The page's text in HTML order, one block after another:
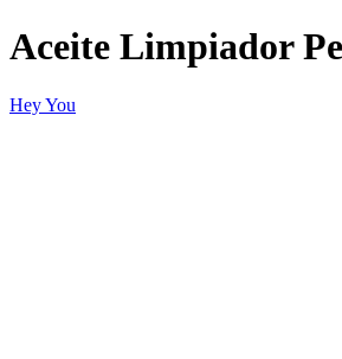
Aceite Limpiador
Hey You